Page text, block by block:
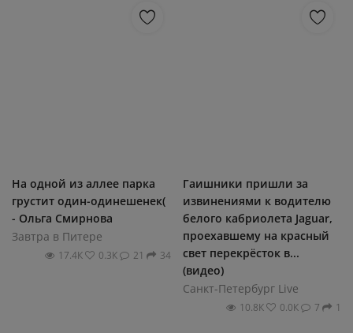
На одной из аллее парка
грустит один-одинешенек(
- Ольга Смирнова
Завтра в Питере
17.4К 0.3К 21 34
Гаишники пришли за
извинениями к водителю
белого кабриолета Jaguar,
проехавшему на красный
свет перекрёсток в...
(видео)
Санкт-Петербург Live
10.8К 0.0К 7 1